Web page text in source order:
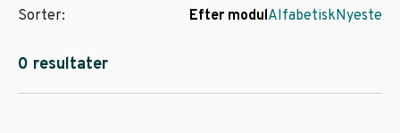
0 resultater
Sorter: Efter modulAlfabetiskNyeste